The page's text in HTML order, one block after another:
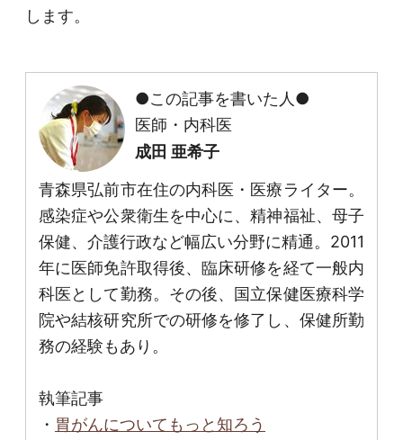
します。
●この記事を書いた人●
医師・内科医
成田 亜希子
青森県弘前市在住の内科医・医療ライター。
感染症や公衆衛生を中心に、精神福祉、母子
保健、介護行政など幅広い分野に精通。2011
年に医師免許取得後、臨床研修を経て一般内
科医として勤務。その後、国立保健医療科学
院や結核研究所での研修を修了し、保健所勤
務の経験もあり。
執筆記事
・ 胃がんについてもっと知ろう